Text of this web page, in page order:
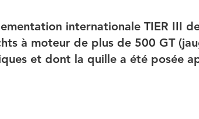
internationale TIER III
à moteur de plus de 500 GT
et dont la quille a été posée